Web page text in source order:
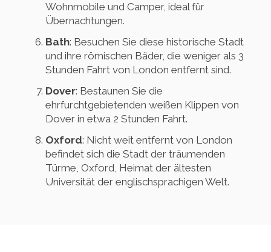
Wohnmobile und Camper, ideal für
Übernachtungen.
Bath: Besuchen Sie diese historische Stadt
und ihre römischen Bäder, die weniger als 3
Stunden Fahrt von London entfernt sind.
Dover: Bestaunen Sie die
ehrfurchtgebietenden weißen Klippen von
Dover in etwa 2 Stunden Fahrt.
Oxford: Nicht weit entfernt von London
befindet sich die Stadt der träumenden
Türme, Oxford, Heimat der ältesten
Universität der englischsprachigen Welt.